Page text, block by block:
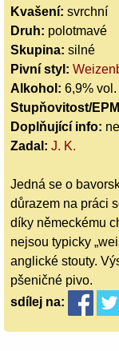
Kvašení: svrchní
Druh: polotmavé
Skupina: silné
Pivní styl:
Alkohol: 6,9% vol.
Stupňovitost/
Doplňující info:
Zadal: J. K.
Jedná se o
důrazem na práci
díky německému
nejsou typicky
anglické stouty.
pšeničné pivo.
sdílej na: